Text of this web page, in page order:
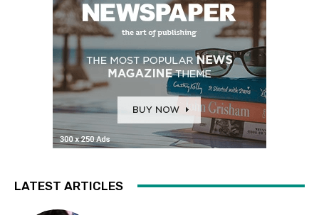
LATEST ARTICLES